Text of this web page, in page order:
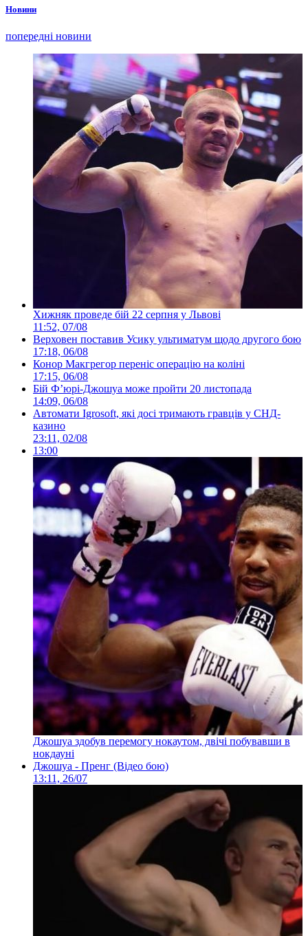
Новини
попередні новини
Хижняк проведе бій 22 серпня у Львові
11:52, 07/08
Верховен поставив Усику ультиматум щодо другого бою
17:18, 06/08
Конор Макгрегор переніс операцію на коліні
17:15, 06/08
Бій Ф’юрі-Джошуа може пройти 20 листопада
14:09, 06/08
Автомати Igrosoft, які досі тримають гравців у СНД-
казино
23:11, 02/08
13:00
Джошуа здобув перемогу нокаутом, двічі побувавши в
нокдауні
Джошуа - Пренг (Відео бою)
13:11, 26/07